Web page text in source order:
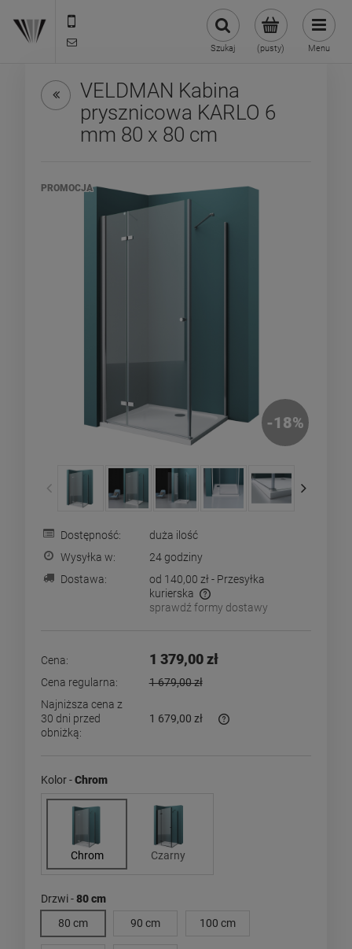
(pusty)
Szukaj Menu
VELDMAN Kabina
prysznicowa KARLO 6
mm 80 x 80 cm
PROMOCJA
-18%
Dostępność:
duża ilość
Wysyłka w:
24 godziny
Dostawa:
od 140,00 zł - Przesyłka
kurierska
Cena nie zawiera ewentualnych kosztów płatności
sprawdź formy dostawy
Cena: 1 379,00 zł
Cena regularna:
1 679,00 zł
Najniższa cena z
30 dni przed
obniżką:
1 679,00 zł
Kolor -Chrom
Chrom Czarny
Drzwi -80 cm
80 cm
90 cm 100 cm